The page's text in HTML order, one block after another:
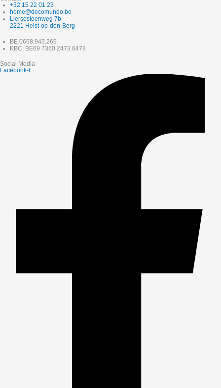
+32 15 22 01 23
home@decomundo.be
Liersesteenweg 7b
2221 Heist-op-den-Berg
BE 0658.943.269
KBC: BE69 7360 2473 6478
Social Media
Facebook-f